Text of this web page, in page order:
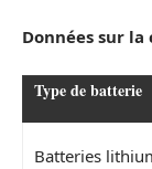
Données sur
Type de batterie
Batteries